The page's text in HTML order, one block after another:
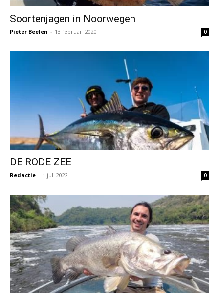
Soortenjagen in Noorwegen
Pieter Beelen - 13 februari 2020 0
DE RODE ZEE
Redactie - 1 juli 2022 0